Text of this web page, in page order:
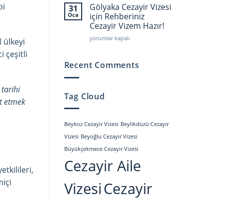
ülkeyi
çeşitli
tarihi
etmek
için
Vizesi
için
Rehberiniz
Cezayir
Vizem
31
Oca
Gölyaka Cezayir Vizesi
için Rehberiniz
Cezayir Vizem Hazır!
Gölyaka
için
Hazır!
yorumlar kapalı
Recent Comments
Tag Cloud
Beykoz Cezayir Vizesi Beylikdüzü Cezayir
Vizesi Beyoğlu Cezayir Vizesi
Büyükçekmece Cezayir Vizesi
Cezayir Aile
VizesiCezayir